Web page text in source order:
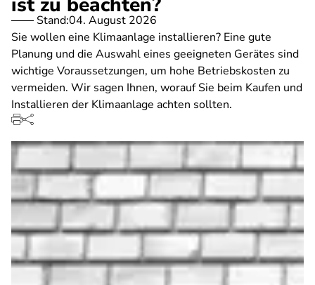
Stand:04. August 2026
Sie wollen eine Klimaanlage installieren? Eine gute
Planung und die Auswahl eines geeigneten Gerätes sind
wichtige Voraussetzungen, um hohe Betriebskosten zu
vermeiden. Wir sagen Ihnen, worauf Sie beim Kaufen und
Installieren der Klimaanlage achten sollten.